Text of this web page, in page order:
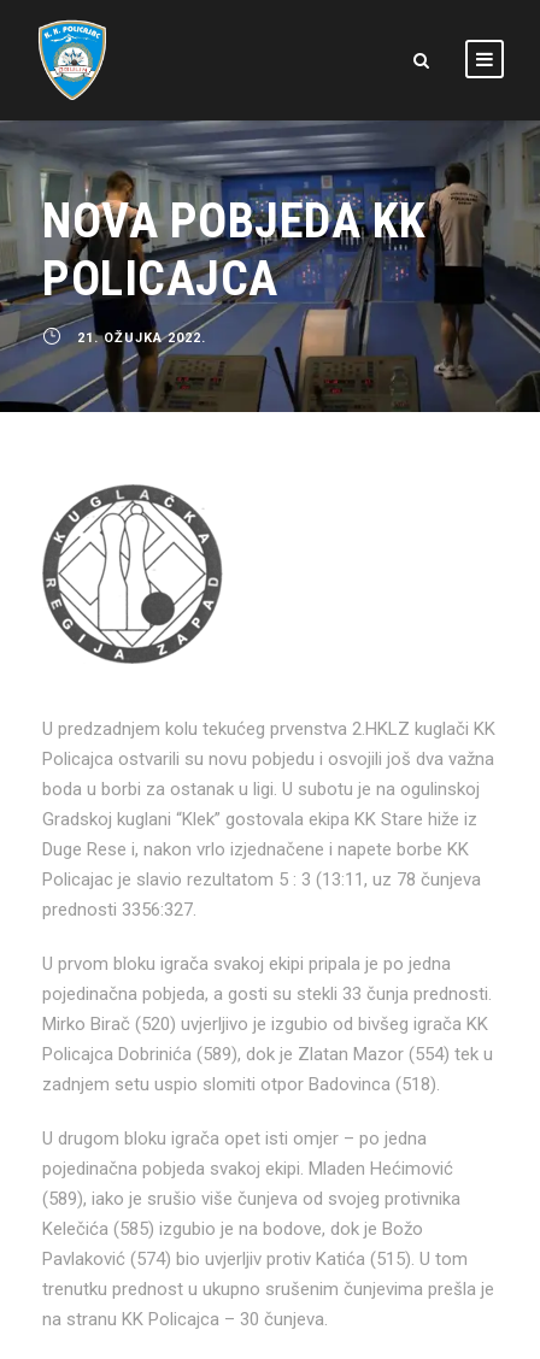
NOVA POBJEDA KK
POLICAJCA
21. OŽUJKA 2022.
U predzadnjem kolu tekućeg prvenstva 2.HKLZ kuglači KK
Policajca ostvarili su novu pobjedu i osvojili još dva važna
boda u borbi za ostanak u ligi. U subotu je na ogulinskoj
Gradskoj kuglani “Klek” gostovala ekipa KK Stare hiže iz
Duge Rese i, nakon vrlo izjednačene i napete borbe KK
Policajac je slavio rezultatom 5 : 3 (13:11, uz 78 čunjeva
prednosti 3356:327.
U prvom bloku igrača svakoj ekipi pripala je po jedna
pojedinačna pobjeda, a gosti su stekli 33 čunja prednosti.
Mirko Birač (520) uvjerljivo je izgubio od bivšeg igrača KK
Policajca Dobrinića (589), dok je Zlatan Mazor (554) tek u
zadnjem setu uspio slomiti otpor Badovinca (518).
U drugom bloku igrača opet isti omjer – po jedna
pojedinačna pobjeda svakoj ekipi. Mladen Hećimović
(589), iako je srušio više čunjeva od svojeg protivnika
Kelečića (585) izgubio je na bodove, dok je Božo
Pavlaković (574) bio uvjerljiv protiv Katića (515). U tom
trenutku prednost u ukupno srušenim čunjevima prešla je
na stranu KK Policajca – 30 čunjeva.